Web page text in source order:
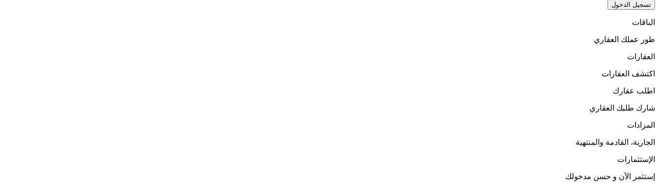
تسجيل الدخول
الباقات
طور عملك العقاري
العقارات
اكتشف العقارات
اطلب عقارك
شارك طلبك العقاري
المزادات
الجارية، القادمة والمنتهية
الإستثمارات
إستثمر الآن و حسن مدخولك